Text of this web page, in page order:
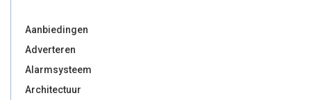
Aanbiedingen
Adverteren
Alarmsysteem
Architectuur